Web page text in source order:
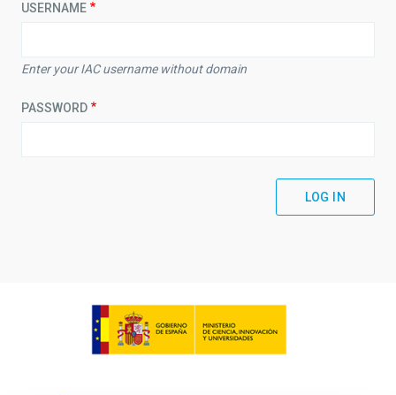
USERNAME
Enter your IAC username without domain
PASSWORD